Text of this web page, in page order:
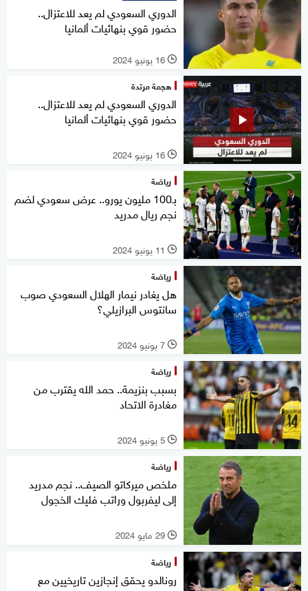
الدوري السعودي لم يعد للاعتزال..
حضور قوي بنهائيات ألمانيا
l 16 يونيو 2024
هجمة مرتدة
الدوري السعودي لم يعد للاعتزال..
حضور قوي بنهائيات ألمانيا
l 16 يونيو 2024
رياضة
بـ100 مليون يورو.. عرض سعودي لضم
نجم ريال مدريد
l 11 يونيو 2024
رياضة
هل يغادر نيمار الهلال السعودي صوب
سانتوس البرازيلي؟
l 7 يونيو 2024
رياضة
بسبب بنزيمة.. حمد الله يقترب من
مغادرة الاتحاد
l 5 يونيو 2024
رياضة
ملخص ميركاتو الصيف.. نجم مدريد
إلى ليفربول وراتب فليك الخجول
l 29 مايو 2024
رياضة
رونالدو يحقق إنجازين تاريخيين مع